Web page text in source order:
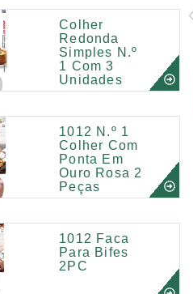
Colher
Redonda
Simples N.º
1 Com 3
Unidades
1012 N.º 1
Colher Com
Ponta Em
Ouro Rosa 2
Peças
1012 Faca
Para Bifes
2PC